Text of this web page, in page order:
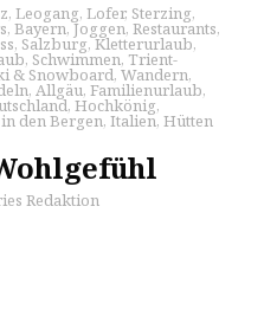
, Leogang, Lofer, Sterzing,
, Bayern,Joggen, Restaurants,
, Salzburg,Kletterurlaub,
, Schwimmen, Trient-
& Snowboard, Wandern,
, Allgäu, Familienurlaub,
, Hochkönig,
den Bergen, Italien, Hütten
Redaktion